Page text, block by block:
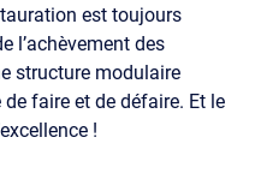
est toujours
l’achèvement des
structure modulaire
faire et de défaire. Et le
!